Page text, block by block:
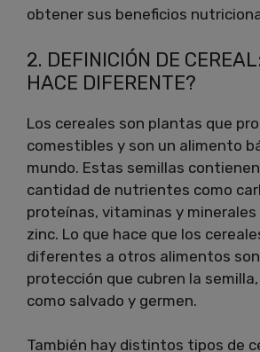
obtener sus beneficios
2. DEFINICIÓN DE
HACE DIFERENTE?
Los cereales son plantas que
comestibles y son un alimento
mundo. Estas semillas
cantidad de nutrientes como
proteínas, vitaminas y minerales
zinc. Lo que hace que los
diferentes a otros alimentos
protección que cubren la
como salvado y germen.
También hay distintos tipos de